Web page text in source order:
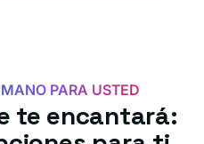
PARA USTED
te encantará: